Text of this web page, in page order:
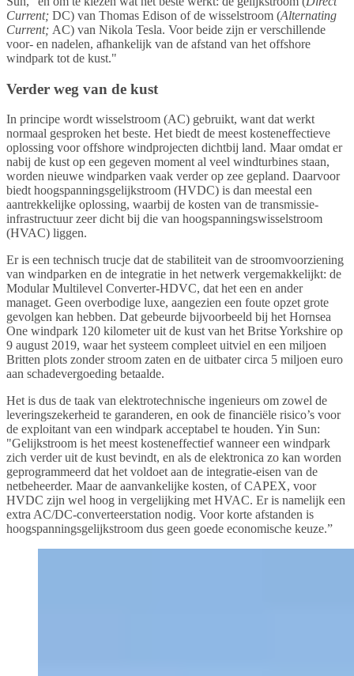
Current; DC) van Thomas Edison of de wisselstroom (Alternating
Current; AC) van Nikola Tesla. Voor beide zijn er verschillende
voor- en nadelen, afhankelijk van de afstand van het offshore
windpark tot de kust."
Verder weg van de kust
In principe wordt wisselstroom (AC) gebruikt, want dat werkt
normaal gesproken het beste. Het biedt de meest kosteneffectieve
oplossing voor offshore windprojecten dichtbij land. Maar omdat er
nabij de kust op een gegeven moment al veel windturbines staan,
worden nieuwe windparken vaak verder op zee gepland. Daarvoor
biedt hoogspanningsgelijkstroom (HVDC) is dan meestal een
aantrekkelijke oplossing, waarbij de kosten van de transmissie-
infrastructuur zeer dicht bij die van hoogspanningswisselstroom
(HVAC) liggen.
Er is een technisch trucje dat de stabiliteit van de stroomvoorziening
van windparken en de integratie in het netwerk vergemakkelijkt: de
Modular Multilevel Converter-HDVC, dat het een en ander
managet. Geen overbodige luxe, aangezien een foute opzet grote
gevolgen kan hebben. Dat gebeurde bijvoorbeeld bij het Hornsea
One windpark 120 kilometer uit de kust van het Britse Yorkshire op
9 august 2019, waar het systeem compleet uitviel en een miljoen
Britten plots zonder stroom zaten en de uitbater circa 5 miljoen euro
aan schadevergoeding betaalde.
Het is dus de taak van elektrotechnische ingenieurs om zowel de
leveringszekerheid te garanderen, en ook de financiële risico’s voor
de exploitant van een windpark acceptabel te houden. Yin Sun:
"Gelijkstroom is het meest kosteneffectief wanneer een windpark
zich verder uit de kust bevindt, en als de elektronica zo kan worden
geprogrammeerd dat het voldoet aan de integratie-eisen van de
netbeheerder. Maar de aanvankelijke kosten, of CAPEX, voor
HVDC zijn wel hoog in vergelijking met HVAC. Er is namelijk een
extra AC/DC-converteerstation nodig. Voor korte afstanden is
hoogspanningsgelijkstroom dus geen goede economische keuze.”